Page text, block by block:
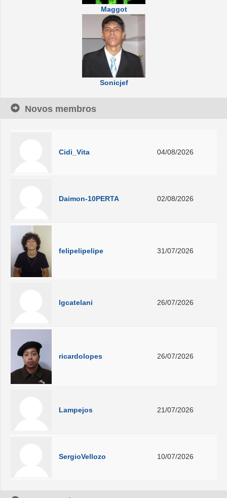
Maggot
Sonicjef
Novos membros
Cidi_Vita 04/08/2026
Daimon-10PERTA 02/08/2026
felipelipelipe 31/07/2026
lgcatelani 26/07/2026
ricardolopes 26/07/2026
Lampejos 21/07/2026
SergioVellozo 10/07/2026